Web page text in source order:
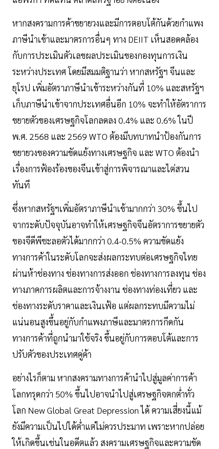
หากสงครามการค้าขยายวงและมีการตอบโต้กันด้วยกำแพง
ภาษีนำเข้าและมาตรการอื่นๆ ทาง DEIIT เห็นสอดคล้อง
กับการประเมินตัวเลขผลประเมินของกองทุนการเงิน
ระหว่างประเทศ โดยมีสมมติฐานว่า หากสหรัฐฯ จีนและ
ยุโรป เพิ่มอัตราภาษีนำเข้าระหว่างกันที่ 10% และสหรัฐฯ
เก็บภาษีนำเข้าจากประเทศอื่นอีก 10% จะทำให้อัตราการ
ขยายตัวของเศรษฐกิจโลกลดลง 0.4% และ 0.6% ในปี
พ.ศ. 2568 และ 2569 WTO ต้องมีบทบาทนำป้องกันการ
ขยายวงของความขัดแย้งทางเศรษฐกิจ และ WTO ต้องนำ
เรื่องการฟ้องร้องของจีนเข้าสู่การพิจารณาและไต่สวน
ทันที
ซึ่งหากสหรัฐฯเพิ่มอัตราภาษีนำเข้ามากกว่า 30% ขึ้นไป
จากระดับปัจจุบันอาจทำให้เศรษฐกิจจีนอัตราการขยายตัว
ของจีดีพีชะลอตัวได้มากกว่า 0.4-0.5% ความขัดแย้ง
ทางการค้าในระดับโลกจะส่งผลกระทบต่อเศรษฐกิจไทย
ผ่านห้าช่องทาง ช่องทางการส่งออก ช่องทางการลงทุน ช่อง
ทางภาคการผลิตและการจ้างงาน ช่องทางท่องเที่ยว และ
ช่องทางระดับราคาและเงินเฟ้อ แต่ผลกระทบมีความไม่
แน่นอนสูงขึ้นอยู่กับกำแพงภาษีและมาตรการกีดกัน
ทางการค้าที่ถูกนำมาใช้จริง ขึ้นอยู่กับการตอบโต้และการ
ปรับตัวของประเทศคู่ค้า
อย่างไรก็ตาม หากสงครามทางการค้านำไปสู่มูลค่าการค้า
โลกทรุดกว่า 50% ขึ้นไปอาจนำไปสู่เศรษฐกิจตกต่ำทั่ว
โลก New Global Great Depression ได้ ความเสี่ยงนี้แม้
ยังมีความเป็นไปได้ต่ำแต่ไม่ควรประมาท เพราะหากปล่อย
ให้เกิดขึ้นเช่นในอดีตแล้ว สงครามเศรษฐกิจและความขัด